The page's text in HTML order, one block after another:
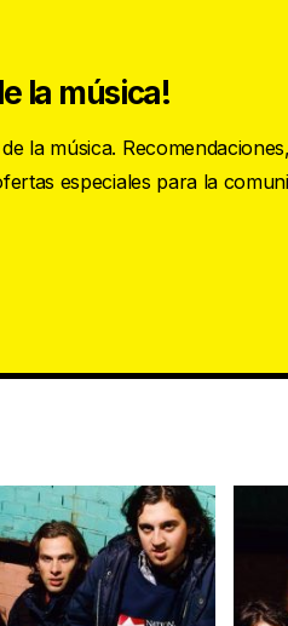
la música!
la música.
especiales para la